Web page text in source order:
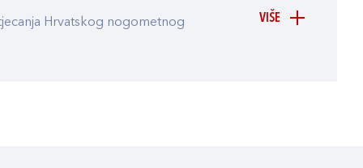
VIŠE
Hrvatskog nogometnog